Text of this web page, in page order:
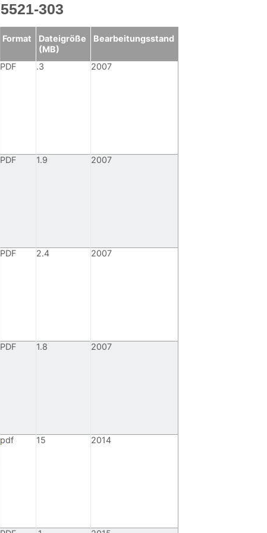
5521-303
Format
Dateigröße
(MB)
Bearbeitungsstand
PDF .3 2007
PDF 1.9 2007
PDF 2.4 2007
PDF 1.8 2007
pdf 15 2014